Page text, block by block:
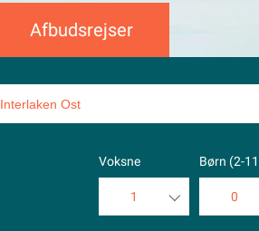
Afbudsrejser
Voksne
1
Børn (2-
0